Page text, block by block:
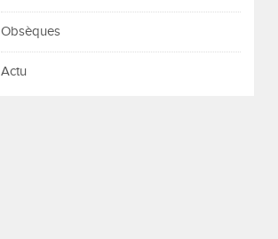
Obsèques
Actu